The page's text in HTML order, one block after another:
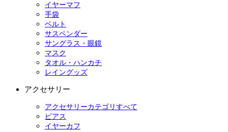
イヤーマフ
手袋
ベルト
サスペンダー
サングラス・眼鏡
マスク
タオル・ハンカチ
レイングッズ
アクセサリー
アクセサリーカテゴリすべて
ピアス
イヤーカフ